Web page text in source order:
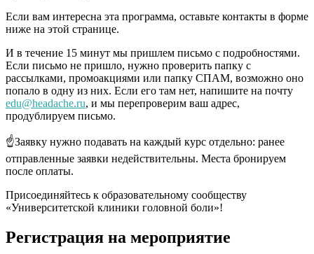
Если вам интересна эта программа, оставьте контакты в форме
ниже на этой странице.
И в течение 15 минут мы пришлем письмо с подробностями.
Если письмо не пришло, нужно проверить папку с
рассылками, промоакциями или папку СПАМ, возможно оно
попало в одну из них. Если его там нет, напишите на почту
edu@headache.ru, и мы перепроверим ваш адрес,
продублируем письмо.
☝️Заявку нужно подавать на каждый курс отдельно: ранее
отправленные заявки недействительны. Места бронируем
после оплаты.
Присоединяйтесь к образовательному сообществу
«Университетской клиники головной боли»!
Регистрация на мероприятие